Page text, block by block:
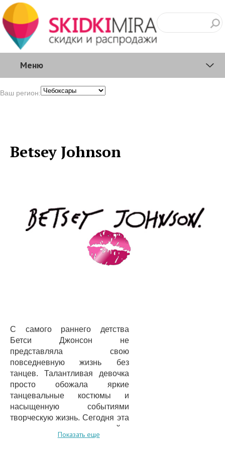
Меню
Ваш регион:
Betsey Johnson
С самого раннего детства
Бетси Джонсон не
представляла свою
повседневную жизнь без
танцев. Талантливая девочка
просто обожала яркие
танцевальные костюмы и
насыщенную событиями
творческую жизнь. Сегодня эта
женщина - очень известный в
Нью-Йорке модный дизайнер,
Показать еще